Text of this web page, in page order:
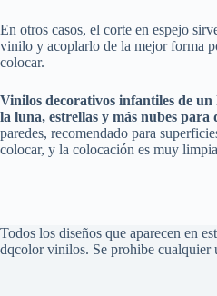
En otros casos, el corte en espejo
vinilo y acoplarlo de la mejor forma
colocar.
Vinilos decorativos infantiles de un
la luna, estrellas y más nubes para
paredes, recomendado para
colocar, y la colocación es muy
Todos los diseños que aparecen en
dqcolor vinilos. Se prohibe cualquier